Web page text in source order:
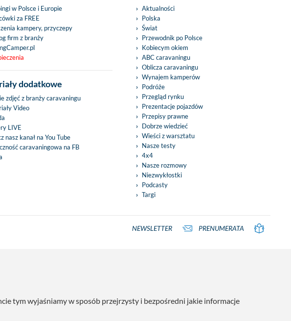
w Polsce i Europie
za FREE
kampery, przyczepy
firm z branży
dodatkowe
zdjęć z branży caravaningu
Video
LIVE
nasz kanał na You Tube
caravaningowa na FB
Aktualności
Polska
Świat
Przewodnik po Polsce
Kobiecym okiem
ABC caravaningu
Oblicza caravaningu
Wynajem kamperów
Podróże
Przegląd rynku
Prezentacje pojazdów
Przepisy prawne
Dobrze wiedzieć
Wieści z warsztatu
Nasze testy
4x4
Nasze rozmowy
Niezwykłostki
Podcasty
Targi
NEWSLETTER PRENUMERATA
tym wyjaśniamy w sposób przejrzysty i bezpośredni jakie informacje